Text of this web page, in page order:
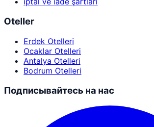
Oteller
Erdek Otelleri
Ocaklar Otelleri
Antalya Otelleri
Bodrum Otelleri
Подписывайтесь на нас